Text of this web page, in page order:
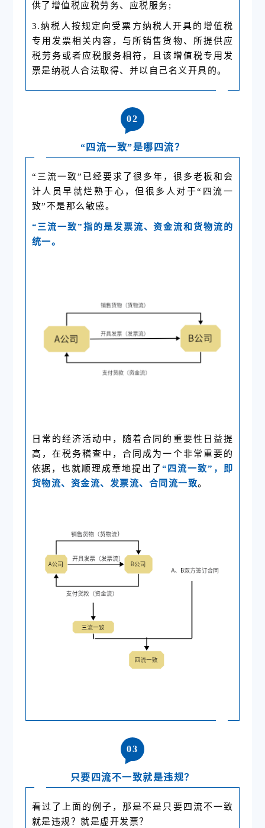
供了增值税应税劳务、应税服务;
3.纳税人按规定向受票方纳税人开具的增值税
专用发票相关内容，与所销售货物、所提供应
税劳务或者应税服务相符，且该增值税专用发
票是纳税人合法取得、并以自己名义开具的。
02
“四流一致”是哪四流？
“三流一致”已经要求了很多年，很多老板和会
计人员早就烂熟于心，但很多人对于“四流一
致”不是那么敏感。
“三流一致”指的是发票流、资金流和货物流的
统一。
日常的经济活动中，随着合同的重要性日益提
高，在税务稽查中，合同成为一个非常重要的
依据，也就顺理成章地提出了 “四流一致”，即
货物流、资金流、发票流、合同流一致。
03
只要四流不一致就是违规？
看过了上面的例子，那是不是只要四流不一致
就是违规？就是虚开发票？